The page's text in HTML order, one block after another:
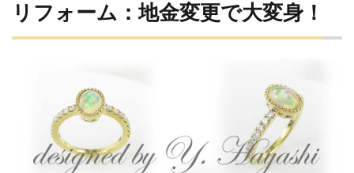
リフォーム：地金変更で大変身！